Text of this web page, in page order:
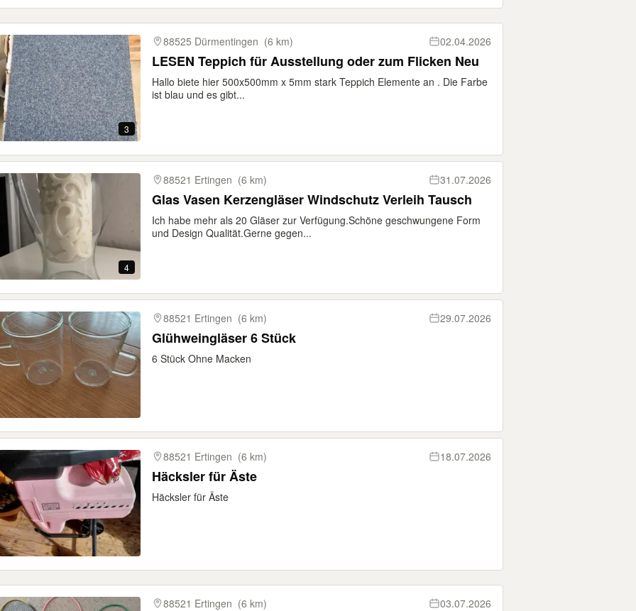
3
88525 Dürmentingen (6 km) 02.04.2026
LESEN Teppich für Ausstellung oder zum Flicken Neu
Hallo biete hier 500x500mm x 5mm stark Teppich Elemente an . Die Farbe
ist blau und es gibt...
4
88521 Ertingen (6 km) 31.07.2026
Glas Vasen Kerzengläser Windschutz Verleih Tausch
Ich habe mehr als 20 Gläser zur Verfügung.Schöne geschwungene Form
und Design Qualität.Gerne gegen...
88521 Ertingen (6 km) 29.07.2026
Glühweingläser 6 Stück
6 Stück Ohne Macken
88521 Ertingen (6 km) 18.07.2026
Häcksler für Äste
Häcksler für Äste
88521 Ertingen (6 km) 03.07.2026